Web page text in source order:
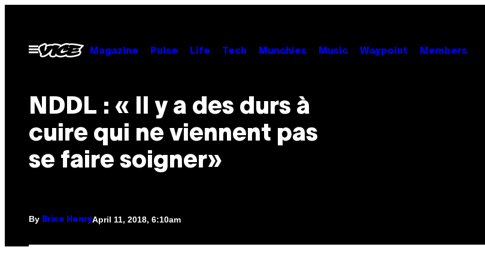
contentOpen
Menu
Magazine Pulse Life Tech Munchies Music Waypoint Members
NDDL : « Il y a des durs à
cuire qui ne viennent pas
se faire soigner»
By Brice HenryApril 11, 2018, 6:10am